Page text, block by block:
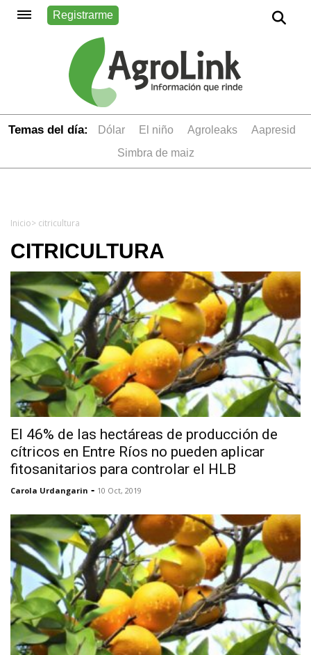
Registrarme
Temas del día: dólar el niño Agroleaks
aapresid
simbra de maiz
Inicio> citricultura
CITRICULTURA
El 46% de las hectáreas de producción de
cítricos en Entre Ríos no pueden aplicar
fitosanitarios para controlar el HLB
Carola Urdangarin - 10 Oct, 2019